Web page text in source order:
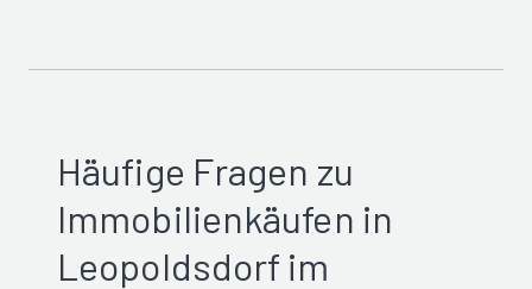
Häufige Fragen zu
Immobilienkäufen in
Leopoldsdorf im